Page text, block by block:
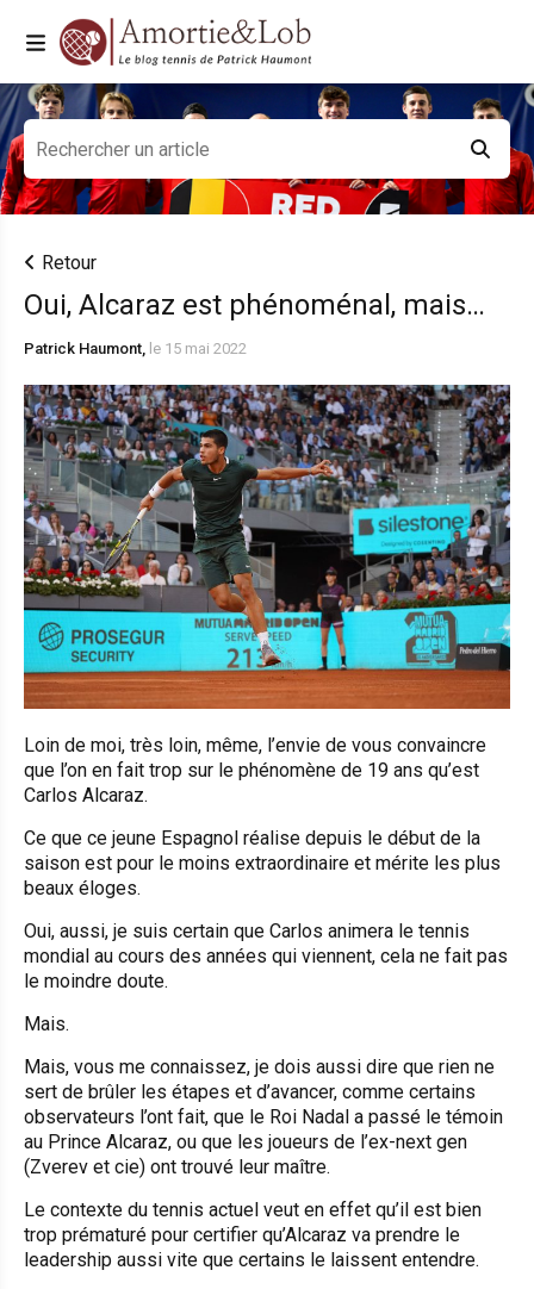
Retour
Oui, Alcaraz est phénoménal, mais…
Patrick Haumont, le 15 mai 2022
Loin de moi, très loin, même, l’envie de vous convaincre
que l’on en fait trop sur le phénomène de 19 ans qu’est
Carlos Alcaraz.
Ce que ce jeune Espagnol réalise depuis le début de la
saison est pour le moins extraordinaire et mérite les plus
beaux éloges.
Oui, aussi, je suis certain que Carlos animera le tennis
mondial au cours des années qui viennent, cela ne fait pas
le moindre doute.
Mais.
Mais, vous me connaissez, je dois aussi dire que rien ne
sert de brûler les étapes et d’avancer, comme certains
observateurs l’ont fait, que le Roi Nadal a passé le témoin
au Prince Alcaraz, ou que les joueurs de l’ex-next gen
(Zverev et cie) ont trouvé leur maître.
Le contexte du tennis actuel veut en effet qu’il est bien
trop prématuré pour certifier qu’Alcaraz va prendre le
leadership aussi vite que certains le laissent entendre.